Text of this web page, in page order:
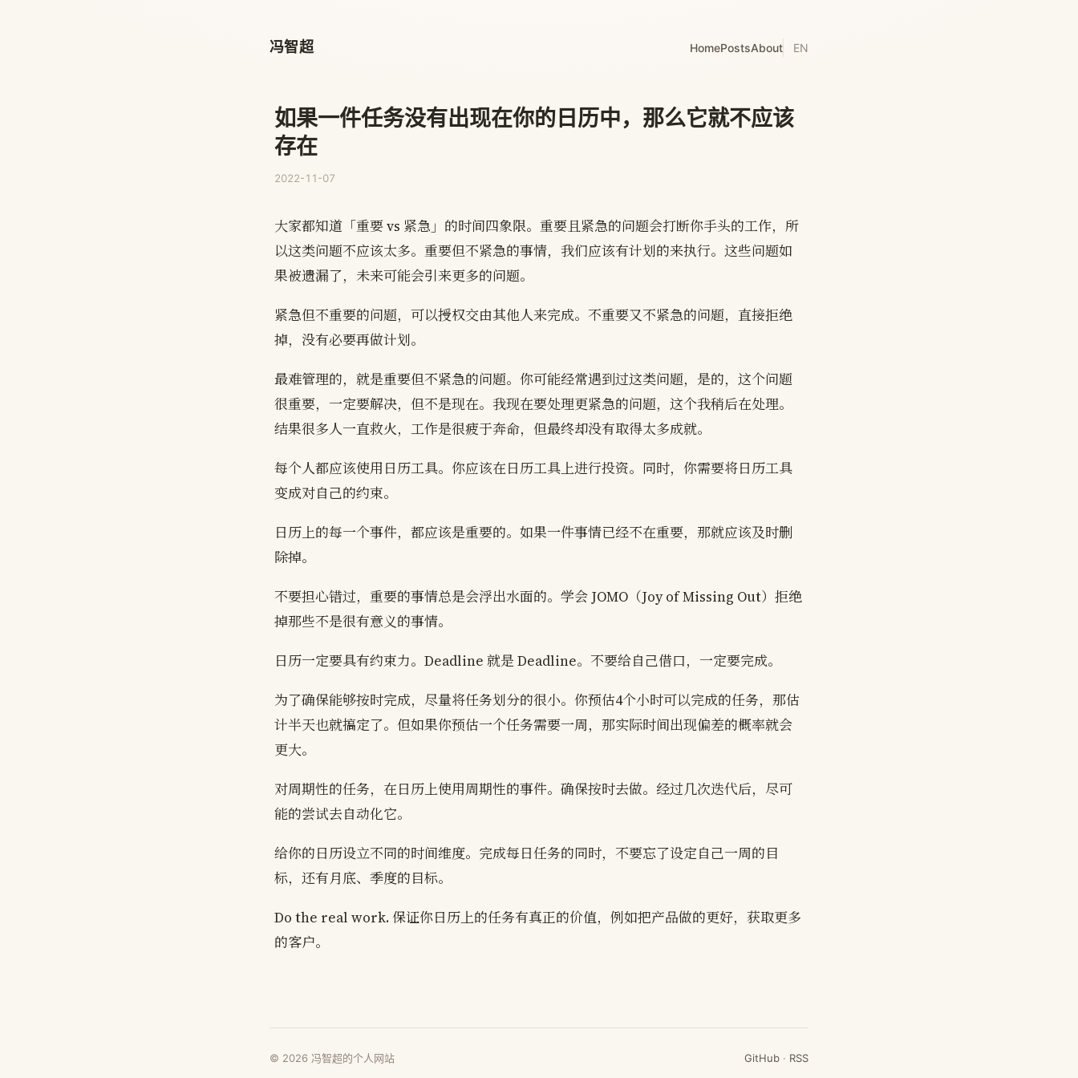
冯智超 HomePostsAbout EN
如果一件任务没有出现在你的日历中，那么它就不应该
存在
2022-11-07
大家都知道「重要 vs 紧急」的时间四象限。重要且紧急的问题会打断你手头的工作，所
以这类问题不应该太多。重要但不紧急的事情，我们应该有计划的来执行。这些问题如
果被遗漏了，未来可能会引来更多的问题。
紧急但不重要的问题，可以授权交由其他人来完成。不重要又不紧急的问题，直接拒绝
掉，没有必要再做计划。
最难管理的，就是重要但不紧急的问题。你可能经常遇到过这类问题，是的，这个问题
很重要，一定要解决，但不是现在。我现在要处理更紧急的问题，这个我稍后在处理。
结果很多人一直救火，工作是很疲于奔命，但最终却没有取得太多成就。
每个人都应该使用日历工具。你应该在日历工具上进行投资。同时，你需要将日历工具
变成对自己的约束。
日历上的每一个事件，都应该是重要的。如果一件事情已经不在重要，那就应该及时删
除掉。
不要担心错过，重要的事情总是会浮出水面的。学会 JOMO（Joy of Missing Out）拒绝
掉那些不是很有意义的事情。
日历一定要具有约束力。Deadline 就是 Deadline。不要给自己借口，一定要完成。
为了确保能够按时完成，尽量将任务划分的很小。你预估4个小时可以完成的任务，那估
计半天也就搞定了。但如果你预估一个任务需要一周，那实际时间出现偏差的概率就会
更大。
对周期性的任务，在日历上使用周期性的事件。确保按时去做。经过几次迭代后，尽可
能的尝试去自动化它。
给你的日历设立不同的时间维度。完成每日任务的同时，不要忘了设定自己一周的目
标，还有月底、季度的目标。
Do the real work. 保证你日历上的任务有真正的价值，例如把产品做的更好，获取更多
的客户。
© 2026 冯智超的个人网站 GitHub · RSS